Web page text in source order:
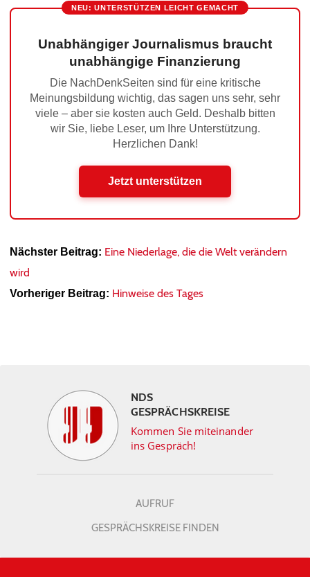
NEU: UNTERSTÜTZEN LEICHT GEMACHT
Unabhängiger Journalismus braucht
unabhängige Finanzierung
Die NachDenkSeiten sind für eine kritische
Meinungsbildung wichtig, das sagen uns sehr, sehr
viele – aber sie kosten auch Geld. Deshalb bitten
wir Sie, liebe Leser, um Ihre Unterstützung.
Herzlichen Dank!
Jetzt unterstützen
Nächster Beitrag: Eine Niederlage, die die Welt verändern
wird
Vorheriger Beitrag: Hinweise des Tages
NDS
GESPRÄCHSKREISE
Kommen Sie miteinander
ins Gespräch!
AUFRUF
GESPRÄCHSKREISE FINDEN